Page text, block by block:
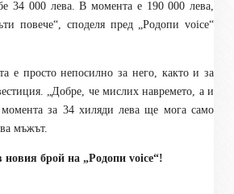
34 000 лева. В момента е 190 000 лева,
повече“, споделя пред „Родопи voice“
е просто непосилно за него, както и за
„Добре, че мислих навремето, а и
за 34 хиляди лева ще мога само
мъжът.
новия брой на „Родопи voice“!